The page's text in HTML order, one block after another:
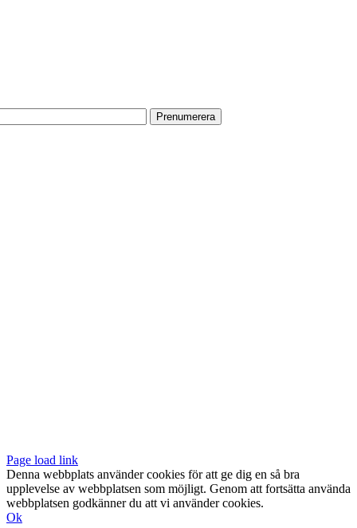
kan
väljas
Page load link
Denna webbplats använder cookies för att ge dig en så bra
upplevelse av webbplatsen som möjligt. Genom att fortsätta använda
webbplatsen godkänner du att vi använder cookies.
Ok